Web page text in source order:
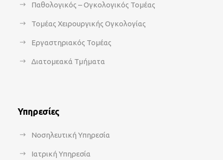
Παθολογικός – Ογκολογικός Τομέας
Τομέας Χειρουργικής Ογκολογίας
Εργαστηριακός Τομέας
Διατομεακά Τμήματα
Υπηρεσίες
Νοσηλευτική Υπηρεσία
Ιατρική Υπηρεσία